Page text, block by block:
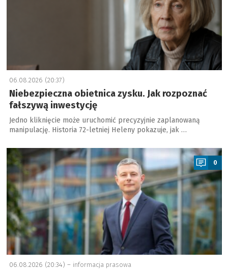
06.08.2026 (20:37)
Niebezpieczna obietnica zysku. Jak rozpoznać
fałszywą inwestycję
Jedno kliknięcie może uruchomić precyzyjnie zaplanowaną
manipulację. Historia 72-letniej Heleny pokazuje, jak …
a
0
06.08.2026 (20:34) – informacja prasowa